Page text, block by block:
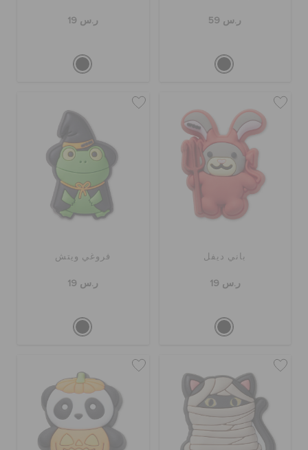
ر.س 59 ر.س 19
باني ديفل
ر.س 19
فروغي ويتش
ر.س 19